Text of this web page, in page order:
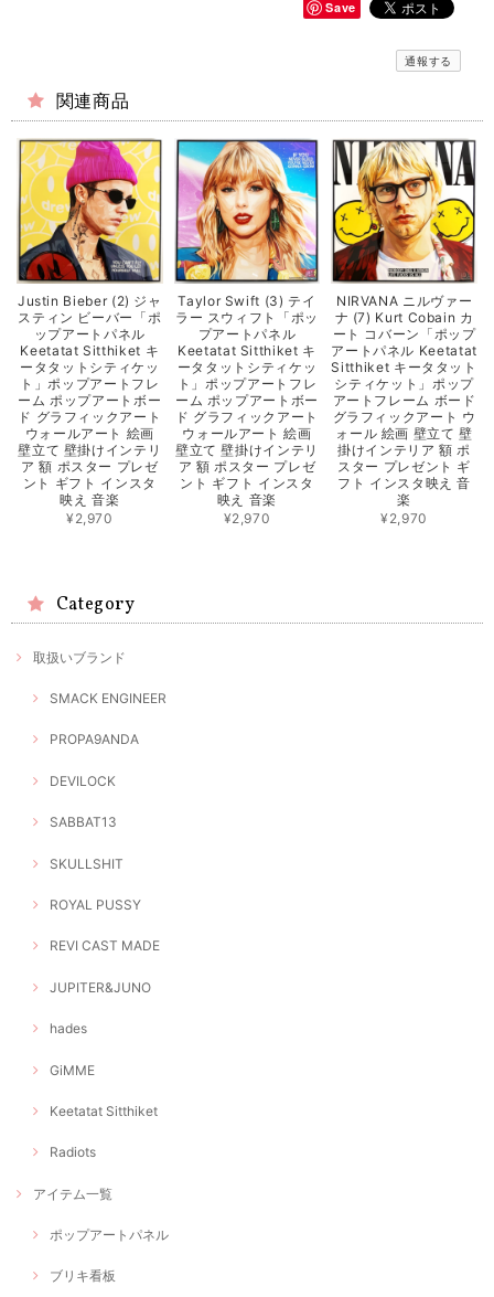
Save
通報する
関連商品
Justin Bieber (2) ジャ
スティン ビーバー「ポ
ップアートパネル
Keetatat Sitthiket キ
ータタットシティケッ
ト」ポップアートフレ
ーム ポップアートボー
ド グラフィックアート
ウォールアート 絵画
壁立て 壁掛けインテリ
ア 額 ポスター プレゼ
ント ギフト インスタ
映え 音楽
¥2,970
Taylor Swift (3) テイ
ラー スウィフト「ポッ
プアートパネル
Keetatat Sitthiket キ
ータタットシティケッ
ト」ポップアートフレ
ーム ポップアートボー
ド グラフィックアート
ウォールアート 絵画
壁立て 壁掛けインテリ
ア 額 ポスター プレゼ
ント ギフト インスタ
映え 音楽
¥2,970
NIRVANA ニルヴァー
ナ (7) Kurt Cobain カ
ート コバーン「ポップ
アートパネル Keetatat
Sitthiket キータタット
シティケット」ポップ
アートフレーム ボード
グラフィックアート ウ
ォール 絵画 壁立て 壁
掛けインテリア 額 ポ
スター プレゼント ギ
フト インスタ映え 音
楽
¥2,970
Category
取扱いブランド
SMACK ENGINEER
PROPA9ANDA
DEVILOCK
SABBAT13
SKULLSHIT
ROYAL PUSSY
REVI CAST MADE
JUPITER&JUNO
hades
GiMME
Keetatat Sitthiket
Radiots
アイテム一覧
ポップアートパネル
ブリキ看板